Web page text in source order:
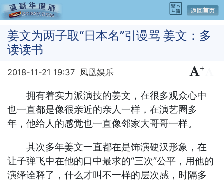
姜文为两子取“日本名”引谩骂 姜文：多
读读书
2018-11-21 19:37 凤凰娱乐 +
拥有着实力派演技的姜文，在很多观众心中
也一直都是像很亲近的亲人一样，在演艺圈多
年，他给人的感觉也一直像邻家大哥哥一样。
其次多年姜文一直都在是饰演硬汉形象，在
让子弹飞中在他的口中最求的“三次”公平，用他的
演绎诠释了，什么才叫不一样的层次感，时隔多